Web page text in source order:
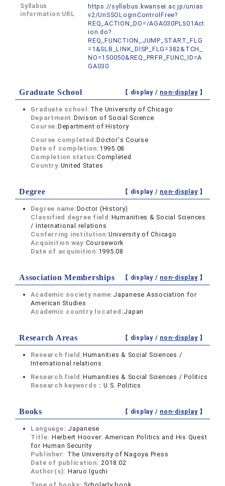
Syllabus
information URL
https://syllabus.kwansei.ac.jp/unias
v2/UnSSOLoginControlFree?
REQ_ACTION_DO=/AGA030PLS01Act
ion.do?
REQ_FUNCTION_JUMP_START_FLG
=1&SLB_LINK_DISP_FLG=382&TCH_
NO=150050&REQ_PRFR_FUNC_ID=A
GA030
Graduate School 【 display / non-display】
Graduate school: The University of Chicago
Department:Divison of Social Science
Course:Department of History
Course completed:Doctor's Course
Date of completion: 1995.08
Completion status:Completed
Country:United States
Degree 【 display / non-display】
Degree name:Doctor (History)
Classified degree field:Humanities & Social Sciences
/ International relations
Conferring institution:University of Chicago
Acquisition way:Coursework
Date of acquisition: 1995.08
Association Memberships 【 display / non-display】
Academic society name: Japanese Association for
American Studies
Academic country located:Japan
Research Areas 【 display / non-display】
Research field:Humanities & Social Sciences /
International relations
Research field:Humanities & Social Sciences / Politics
Research keywords：U.S. Politics
Books 【 display / non-display】
Language: Japanese
Title: Herbert Hoover: American Politics and His Quest
for Human Security
Publisher: The University of Nagoya Press
Date of publication:2018.02
Author(s): Haruo Iguchi